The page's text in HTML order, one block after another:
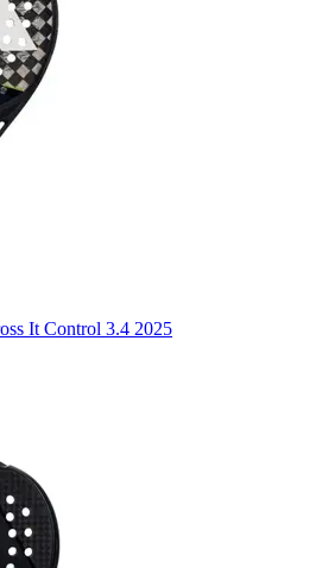
It Control 3.4 2025